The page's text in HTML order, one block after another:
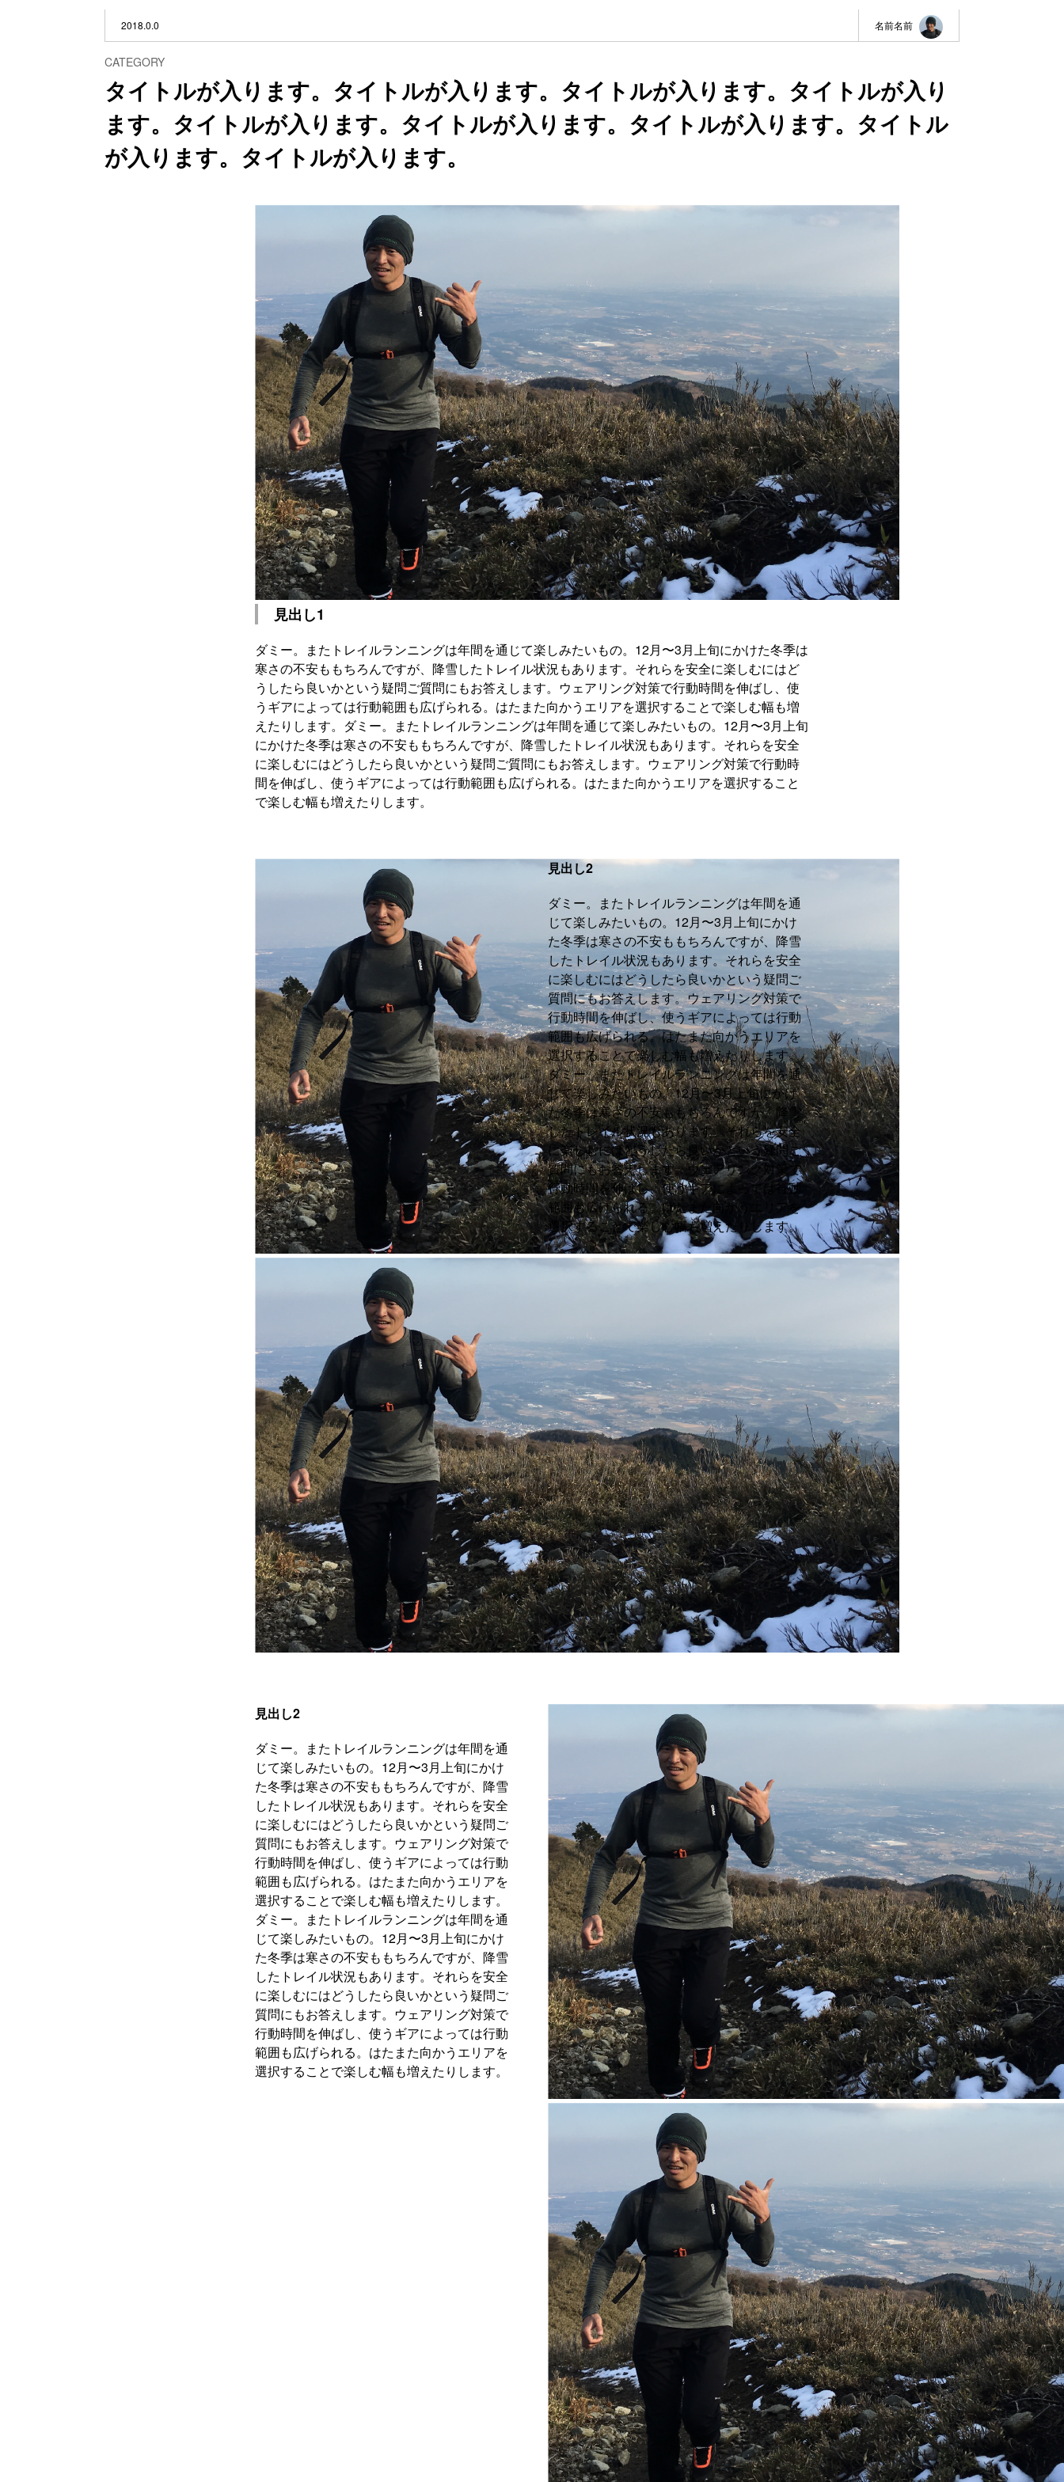
2018.0.0 名前名前
CATEGORY
タイトルが入ります。タイトルが入ります。タイトルが入ります。タイトルが入り
ます。タイトルが入ります。タイトルが入ります。タイトルが入ります。タイトル
が入ります。タイトルが入ります。
見出し1
ダミー。またトレイルランニングは年間を通じて楽しみたいもの。12月〜3月上旬にかけた冬季は
寒さの不安ももちろんですが、降雪したトレイル状況もあります。それらを安全に楽しむにはど
うしたら良いかという疑問ご質問にもお答えします。ウェアリング対策で行動時間を伸ばし、使
うギアによっては行動範囲も広げられる。はたまた向かうエリアを選択することで楽しむ幅も増
えたりします。ダミー。またトレイルランニングは年間を通じて楽しみたいもの。12月〜3月上旬
にかけた冬季は寒さの不安ももちろんですが、降雪したトレイル状況もあります。それらを安全
に楽しむにはどうしたら良いかという疑問ご質問にもお答えします。ウェアリング対策で行動時
間を伸ばし、使うギアによっては行動範囲も広げられる。はたまた向かうエリアを選択すること
で楽しむ幅も増えたりします。
見出し2
ダミー。またトレイルランニングは年間を通
じて楽しみたいもの。12月〜3月上旬にかけ
た冬季は寒さの不安ももちろんですが、降雪
したトレイル状況もあります。それらを安全
に楽しむにはどうしたら良いかという疑問ご
質問にもお答えします。ウェアリング対策で
行動時間を伸ばし、使うギアによっては行動
範囲も広げられる。はたまた向かうエリアを
選択することで楽しむ幅も増えたりします。
ダミー。またトレイルランニングは年間を通
じて楽しみたいもの。12月〜3月上旬にかけ
た冬季は寒さの不安ももちろんですが、降雪
したトレイル状況もあります。それらを安全
に楽しむにはどうしたら良いかという疑問ご
質問にもお答えします。ウェアリング対策で
行動時間を伸ばし、使うギアによっては行動
範囲も広げられる。はたまた向かうエリアを
選択することで楽しむ幅も増えたりします。
見出し2
ダミー。またトレイルランニングは年間を通
じて楽しみたいもの。12月〜3月上旬にかけ
た冬季は寒さの不安ももちろんですが、降雪
したトレイル状況もあります。それらを安全
に楽しむにはどうしたら良いかという疑問ご
質問にもお答えします。ウェアリング対策で
行動時間を伸ばし、使うギアによっては行動
範囲も広げられる。はたまた向かうエリアを
選択することで楽しむ幅も増えたりします。
ダミー。またトレイルランニングは年間を通
じて楽しみたいもの。12月〜3月上旬にかけ
た冬季は寒さの不安ももちろんですが、降雪
したトレイル状況もあります。それらを安全
に楽しむにはどうしたら良いかという疑問ご
質問にもお答えします。ウェアリング対策で
行動時間を伸ばし、使うギアによっては行動
範囲も広げられる。はたまた向かうエリアを
選択することで楽しむ幅も増えたりします。